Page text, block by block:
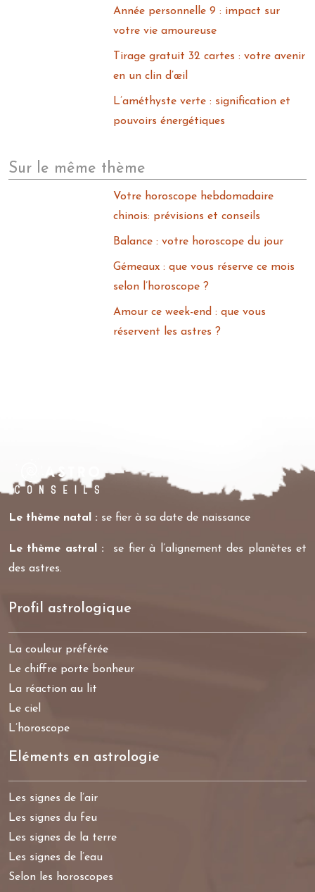
Année personnelle 9 : impact sur
votre vie amoureuse
Tirage gratuit 32 cartes : votre avenir
en un clin d’œil
L’améthyste verte : signification et
pouvoirs énergétiques
Sur le même thème
Votre horoscope hebdomadaire
chinois: prévisions et conseils
Balance : votre horoscope du jour
Gémeaux : que vous réserve ce mois
selon l’horoscope ?
Amour ce week-end : que vous
réservent les astres ?
Le thème natal : se fier à sa date de naissance
Le thème astral :
se fier à l’alignement des planètes et
des astres.
Profil astrologique
La couleur préférée
Le chiffre porte bonheur
La réaction au lit
Le ciel
L’horoscope
Eléments en astrologie
Les signes de l’air
Les signes du feu
Les signes de la terre
Les signes de l’eau
Selon les horoscopes